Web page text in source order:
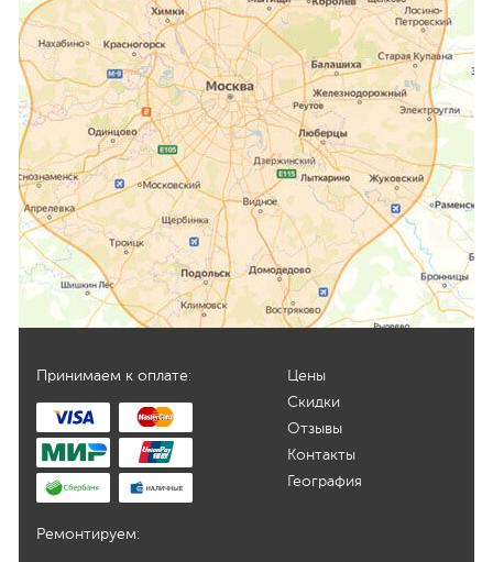
Принимаем к оплате:
Цены
Скидки
Отзывы
Контакты
География
Ремонтируем: